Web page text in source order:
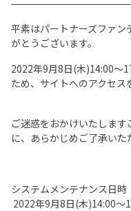
平素はパートナーズファン
がとうございます。
2022年9月8日(木)14:00〜
ため、サイトへのアクセス
ご迷惑をおかけいたしま
に、あらかじめご了承いた
システムメンテナンス日時
2022年9月8日(木)14:00〜